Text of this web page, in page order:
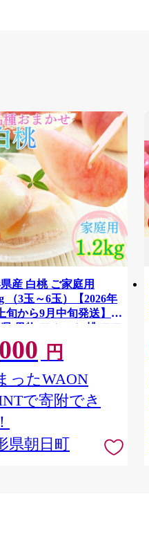
産 白桃 ご家庭用
（3玉～6玉）【2026年
旬から9月中旬発送】
県 果物 フルーツ 桃 モモ
夏 送料無料
円
ったWAON
で寄附でき
県朝日町